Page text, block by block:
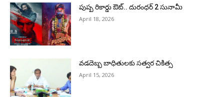
పుష్ప రికార్డు ఔట్‌.. దురంధ‌ర్ 2 సునామీ
April 18, 2026
వడదెబ్బ బాధితులకు సత్వర చికిత్స
April 15, 2026